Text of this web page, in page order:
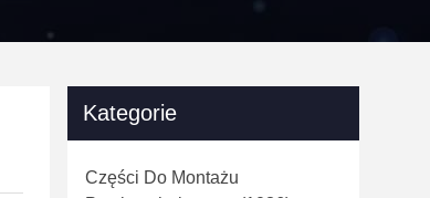
Kategorie
Części Do Montażu